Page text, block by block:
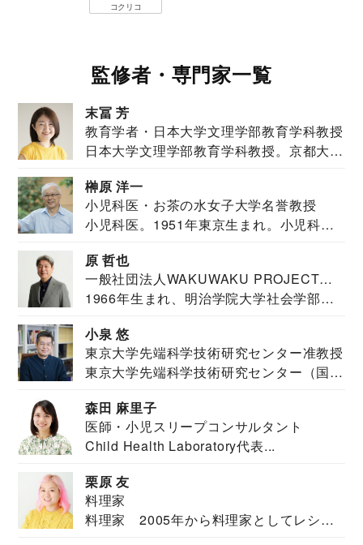
コクリコ
監修者・専門家一覧
末冨 芳
教育学者・日本大学文理学部教育学科教授
日本大学文理学部教育学科教授。京都大学
榊原 洋一
小児科医・お茶の水女子大学名誉教授
小児科医。1951年東京生まれ。小児科
原 哲也
一般社団法人WAKUWAKU PROJECT
JAPAN代表・言語聴覚士・社会福祉士
1966年生まれ、明治学院大学社会学部福
小泉 悠
東京大学先端科学技術研究センター准教授
東京大学先端科学技術研究センター（国際
森田 麻里子
医師・小児スリープコンサルタント
Child Health Laboratory代表...
栗原 友
料理家
料理家 2005年から料理家としてレシピ